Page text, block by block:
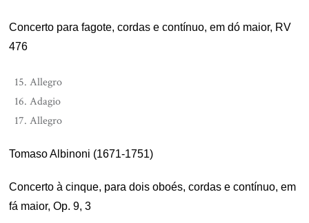
Concerto para fagote, cordas e contínuo, em dó maior, RV
476
Allegro
Adagio
Allegro
Tomaso Albinoni (1671-1751)
Concerto à cinque, para dois oboés, cordas e contínuo, em
fá maior, Op. 9, 3